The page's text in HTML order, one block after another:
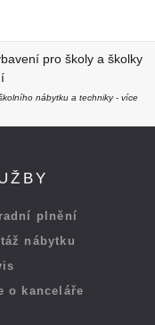
pro školy a školky
nábytku a techniky - více
plnění
nábytku
o kanceláře